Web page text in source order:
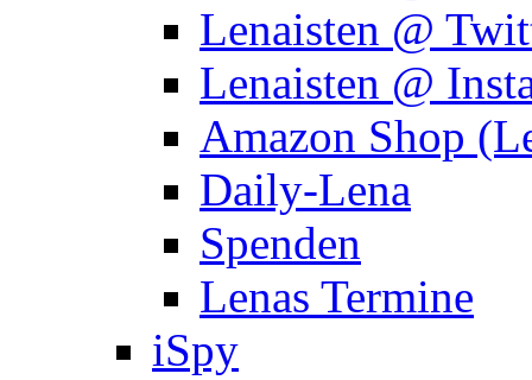
Lenaisten @
Lenaisten @
Amazon Shop
Daily-Lena
Spenden
Lenas Termine
iSpy